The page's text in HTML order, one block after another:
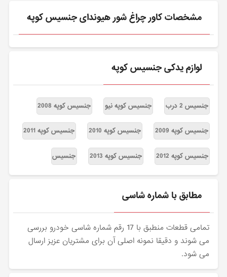
مشخصات کاور چراغ شور هیوندای جنسیس کوپه
لوازم یدکی جنسیس کوپه
جنسیس 2 درب جنسیس کوپه نیو جنسیس کوپه 2008
جنسیس کوپه 2009 جنسیس کوپه 2010 جنسیس کوپه 2011
جنسیس کوپه 2012 جنسیس کوپه 2013 جنسیس
مطابق با شماره شاسی
تمامی قطعات منطبق با 17 رقم شماره شاسی خودرو بررسی
می شوند و دقیقا نمونه اصلی آن برای مشتریان عزیز ارسال
می شود.